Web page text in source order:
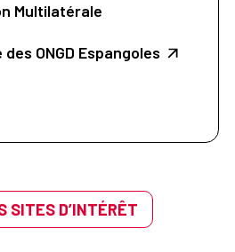
Multilatérale
ONGD Espangoles
SITES D’INTÉRÊT